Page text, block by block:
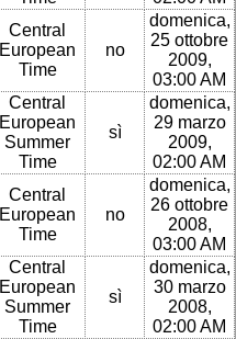
Central
European
Time
no
domenica,
25 ottobre
2009,
03:00 AM
Central
European
Summer
Time
sì
domenica,
29 marzo
2009,
02:00 AM
Central
European
Time
no
domenica,
26 ottobre
2008,
03:00 AM
Central
European
Summer
Time
sì
domenica,
30 marzo
2008,
02:00 AM